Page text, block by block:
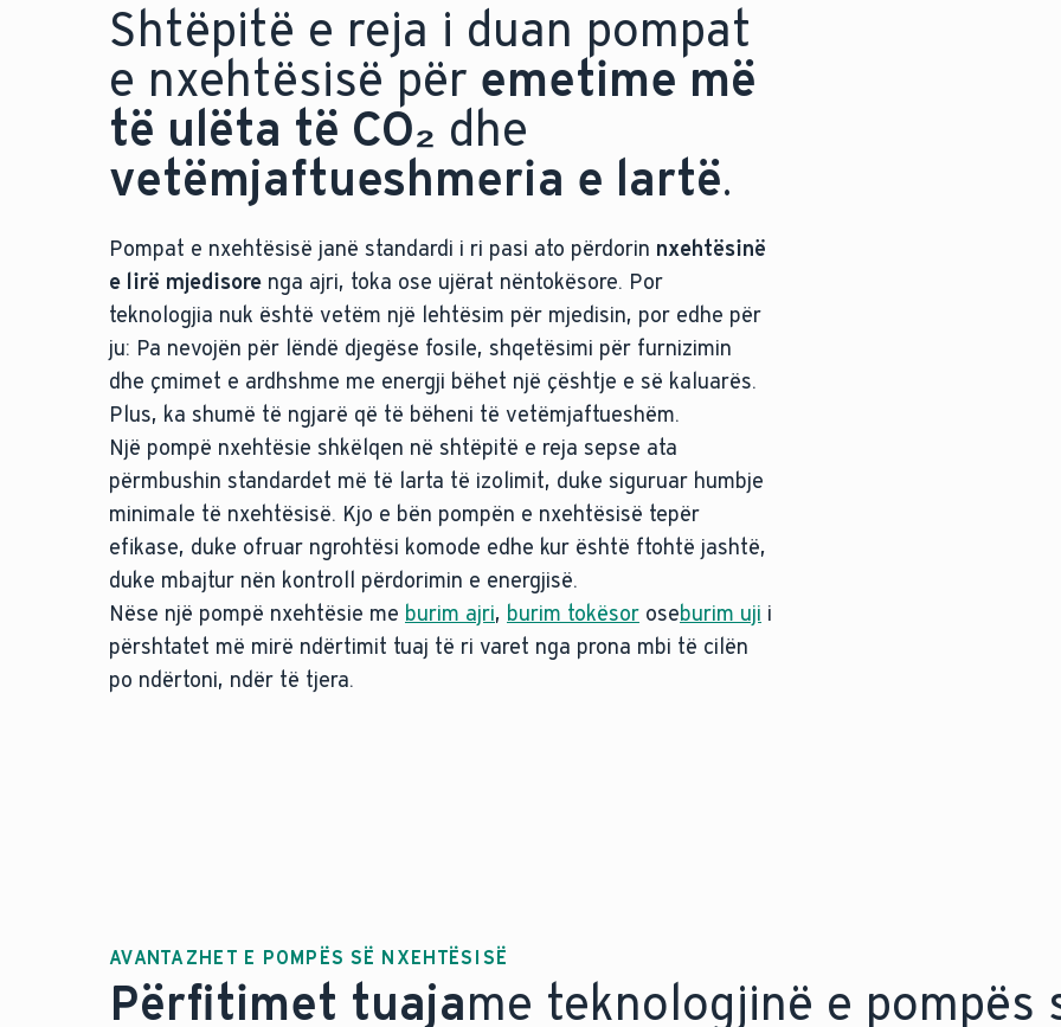
Shtëpitë e reja i duan pompat
e nxehtësisë për emetime më
të ulëta të CO₂ dhe
vetëmjaftueshmeria e lartë.
Pompat e nxehtësisë janë standardi i ri pasi ato përdorin nxehtësinë
e lirë mjedisore nga ajri, toka ose ujërat nëntokësore. Por
teknologjia nuk është vetëm një lehtësim për mjedisin, por edhe për
ju: Pa nevojën për lëndë djegëse fosile, shqetësimi për furnizimin
dhe çmimet e ardhshme me energji bëhet një çështje e së kaluarës.
Plus, ka shumë të ngjarë që të bëheni të vetëmjaftueshëm.
Një pompë nxehtësie shkëlqen në shtëpitë e reja sepse ata
përmbushin standardet më të larta të izolimit, duke siguruar humbje
minimale të nxehtësisë. Kjo e bën pompën e nxehtësisë tepër
efikase, duke ofruar ngrohtësi komode edhe kur është ftohtë jashtë,
duke mbajtur nën kontroll përdorimin e energjisë.
Nëse një pompë nxehtësie me burim ajri, burim tokësor oseburim uji i
përshtatet më mirë ndërtimit tuaj të ri varet nga prona mbi të cilën
po ndërtoni, ndër të tjera.
AVANTAZHET E POMPËS SË NXEHTËSISË
Përfitimet tuajame teknologjinë e pompës